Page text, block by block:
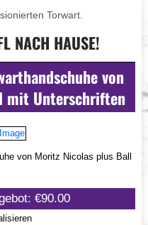
Torwart.
NACH HAUSE!
von
mit Unterschriften
von Moritz Nicolas plus Ball
€90.00